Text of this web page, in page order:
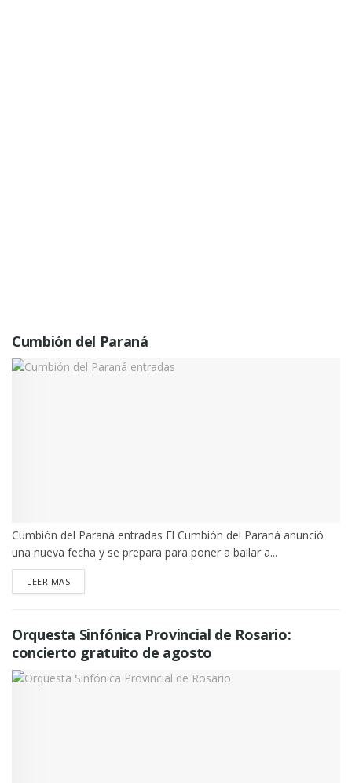
Cumbión del Paraná
Cumbión del Paraná entradas El Cumbión del Paraná anunció
una nueva fecha y se prepara para poner a bailar a...
LEER MASDETAILS
Orquesta Sinfónica Provincial de Rosario:
concierto gratuito de agosto